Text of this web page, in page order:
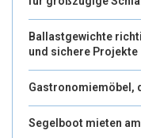
Ballastgewichte
und sichere Projekte
Gastronomiemöbel,
Segelboot mieten